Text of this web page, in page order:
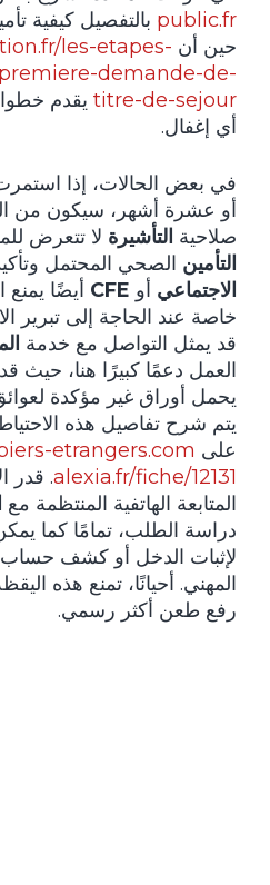
public.fr بالتفصيل كيفية
حين أن les-etapes-
demande-de-
titre-de-sejour يقدم
أي إغفال.
في بعض الحالات، إذا
أو عشرة أشهر، سيكون من
صلاحية التأشيرة لا تتعرض
التأمين الصحي المحتمل وتأكيد
الاجتماعي أو CFE أيضًا يمنع
خاصة عند الحاجة إلى تبرير
قد يمثل التواصل مع خدمة
العمل دعمًا كبيرًا هنا، حيث
يحمل أوراق غير مؤكدة
يتم شرح تفاصيل هذه
على etrangers.com
alexia.fr/fiche/12131. قدر
المتابعة الهاتفية المنتظمة مع
دراسة الطلب، تمامًا كما
لإثبات الدخل أو كشف حساب
المهني. أحيانًا، تمنع هذه
رفع طعن أكثر رسمي.